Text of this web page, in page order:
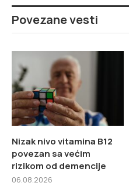
Povezane vesti
Nizak nivo vitamina B12
povezan sa većim
rizikom od demencije
06.08.2026